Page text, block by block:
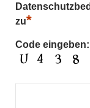
zu*
Code eingeben: